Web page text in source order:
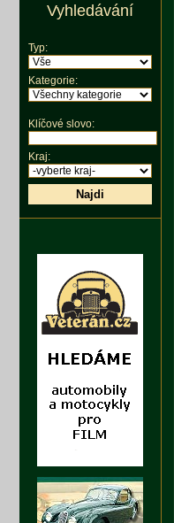
Vyhledávání
Typ:
Kategorie:
Klíčové slovo:
Kraj:
Najdi